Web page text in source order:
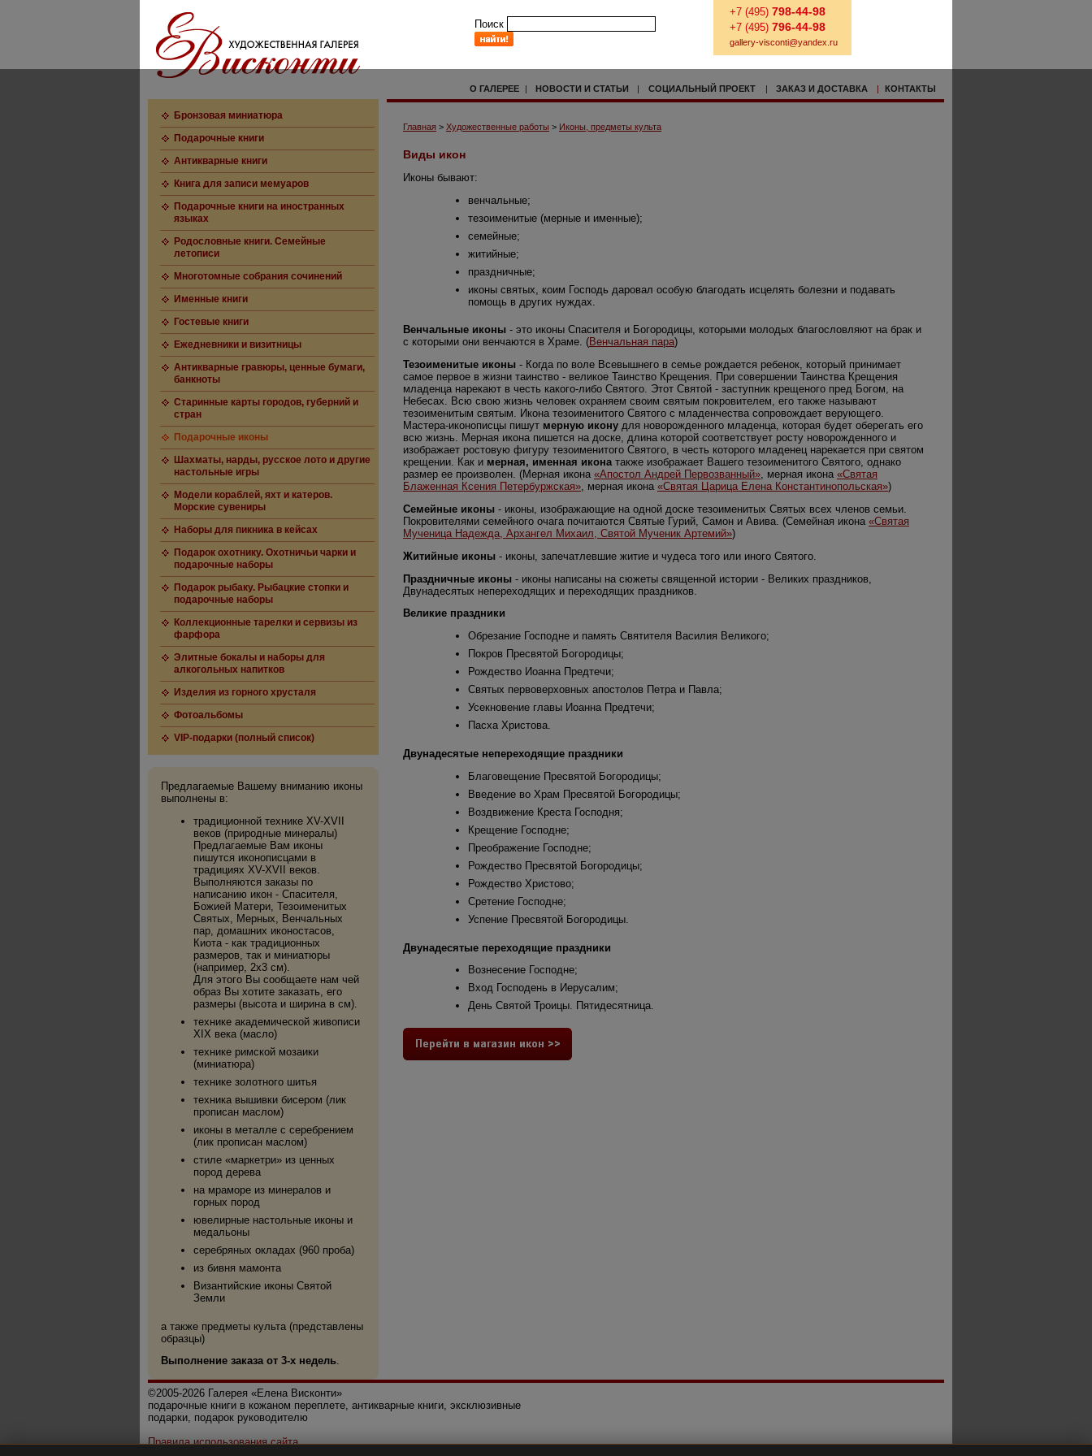
Поиск
+7 (495) 798-44-98
+7 (495) 796-44-98
gallery-visconti@yandex.ru
О ГАЛЕРЕЕ | НОВОСТИ И СТАТЬИ | СОЦИАЛЬНЫЙ ПРОЕКТ | ЗАКАЗ И ДОСТАВКА | КОНТАКТЫ
Бронзовая миниатюра
Подарочные книги
Антикварные книги
Книга для записи мемуаров
Подарочные книги на иностранных
языках
Родословные книги. Семейные
летописи
Многотомные собрания сочинений
Именные книги
Гостевые книги
Ежедневники и визитницы
Антикварные гравюры, ценные бумаги,
банкноты
Старинные карты городов, губерний и
стран
Подарочные иконы
Шахматы, нарды, русское лото и другие
настольные игры
Модели кораблей, яхт и катеров.
Морские сувениры
Наборы для пикника в кейсах
Подарок охотнику. Охотничьи чарки и
подарочные наборы
Подарок рыбаку. Рыбацкие стопки и
подарочные наборы
Коллекционные тарелки и сервизы из
фарфора
Элитные бокалы и наборы для
алкогольных напитков
Изделия из горного хрусталя
Фотоальбомы
VIP-подарки (полный список)
Предлагаемые Вашему вниманию иконы
выполнены в:
традиционной технике XV-XVII
веков (природные минералы)
Предлагаемые Вам иконы
пишутся иконописцами в
традициях XV-XVII веков.
Выполняются заказы по
написанию икон - Спасителя,
Божией Матери, Тезоименитых
Святых, Мерных, Венчальных
пар, домашних иконостасов,
Киота - как традиционных
размеров, так и миниатюры
(например, 2х3 см).
Для этого Вы сообщаете нам чей
образ Вы хотите заказать, его
размеры (высота и ширина в см).
технике академической живописи
XIX века (масло)
технике римской мозаики
(миниатюра)
технике золотного шитья
техника вышивки бисером (лик
прописан маслом)
иконы в металле с серебрением
(лик прописан маслом)
стиле «маркетри» из ценных
пород дерева
на мраморе из минералов и
горных пород
ювелирные настольные иконы и
медальоны
серебряных окладах (960 проба)
из бивня мамонта
Византийские иконы Святой
Земли
а также предметы культа (представлены
образцы)
Выполнение заказа от 3-х недель.
Главная > Художественные работы > Иконы, предметы культа
Виды икон
Иконы бывают:
венчальные;
тезоименитые (мерные и именные);
семейные;
житийные;
праздничные;
иконы святых, коим Господь даровал особую благодать исцелять болезни и подавать
помощь в других нуждах.
Венчальные иконы - это иконы Спасителя и Богородицы, которыми молодых благословляют на брак и
с которыми они венчаются в Храме. (Венчальная пара)
Тезоименитые иконы - Когда по воле Всевышнего в семье рождается ребенок, который принимает
самое первое в жизни таинство - великое Таинство Крещения. При совершении Таинства Крещения
младенца нарекают в честь какого-либо Святого. Этот Святой - заступник крещеного пред Богом, на
Небесах. Всю свою жизнь человек охраняем своим святым покровителем, его также называют
тезоименитым святым. Икона тезоименитого Святого с младенчества сопровождает верующего.
Мастера-иконописцы пишут мерную икону для новорожденного младенца, которая будет оберегать его
всю жизнь. Мерная икона пишется на доске, длина которой соответствует росту новорожденного и
изображает ростовую фигуру тезоименитого Святого, в честь которого младенец нарекается при святом
крещении. Как и мерная, именная иконатакже изображает Вашего тезоименитого Святого, однако
размер ее произволен. (Мерная икона «Апостол Андрей Первозванный», мерная икона «Святая
Блаженная Ксения Петербуржская», мерная икона «Святая Царица Елена Константинопольская»)
Семейные иконы - иконы, изображающие на одной доске тезоименитых Святых всех членов семьи.
Покровителями семейного очага почитаются Святые Гурий, Самон и Авива. (Семейная икона «Святая
Мученица Надежда, Архангел Михаил, Святой Мученик Артемий»)
Житийные иконы - иконы, запечатлевшие житие и чудеса того или иного Святого.
Праздничные иконы - иконы написаны на сюжеты священной истории - Великих праздников,
Двунадесятых непереходящих и переходящих праздников.
Великие праздники
Обрезание Господне и память Святителя Василия Великого;
Покров Пресвятой Богородицы;
Рождество Иоанна Предтечи;
Святых первоверховных апостолов Петра и Павла;
Усекновение главы Иоанна Предтечи;
Пасха Христова.
Двунадесятые непереходящие праздники
Благовещение Пресвятой Богородицы;
Введение во Храм Пресвятой Богородицы;
Воздвижение Креста Господня;
Крещение Господне;
Преображение Господне;
Рождество Пресвятой Богородицы;
Рождество Христово;
Сретение Господне;
Успение Пресвятой Богородицы.
Двунадесятые переходящие праздники
Вознесение Господне;
Вход Господень в Иерусалим;
День Святой Троицы. Пятидесятница.
©2005-2026 Галерея «Елена Висконти»
подарочные книги в кожаном переплете, антикварные книги, эксклюзивные
подарки, подарок руководителю
Правила использования сайта